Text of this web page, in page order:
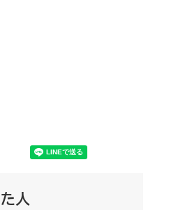
人